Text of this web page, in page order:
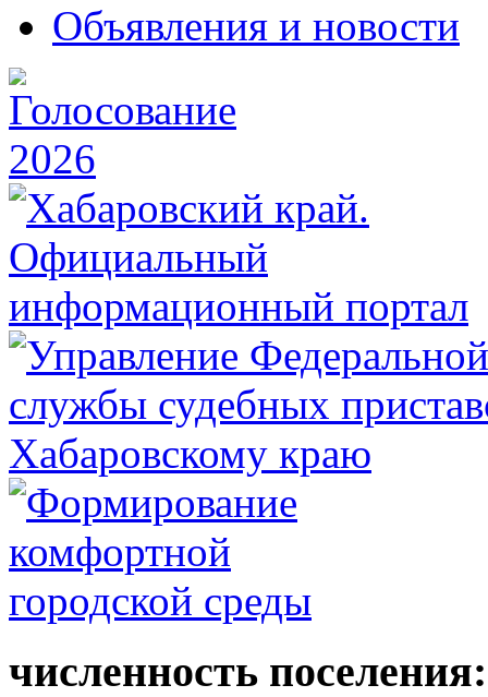
Объявления и новости
численность поселения: